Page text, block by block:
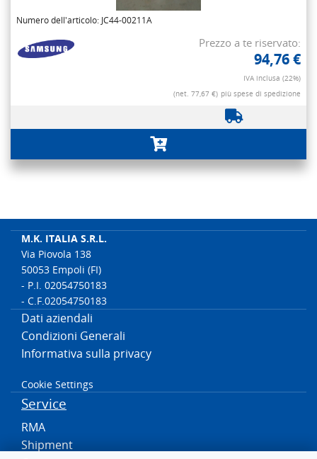
Numero dell'articolo: JC44-00211A
Prezzo a te riservato:
94,76 €
IVA inclusa (22%)
(net. 77,67 €) più spese di spedizione
M.K. ITALIA S.R.L.
Via Piovola 138
50053 Empoli (FI)
- P.I. 02054750183
- C.F.02054750183
Dati aziendali
Condizioni Generali
Informativa sulla privacy
Cookie Settings
Service
RMA
Shipment